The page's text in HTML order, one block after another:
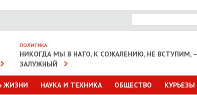
ПОЛИТИКА
НИКОГДА МЫ В НАТО, К СОЖАЛЕНИЮ, НЕ ВСТУПИМ, –
ЗАЛУЖНЫЙ
ЖИЗНИ НАУКА И ТЕХНИКА ОБЩЕСТВО КУРЬЕЗЫ